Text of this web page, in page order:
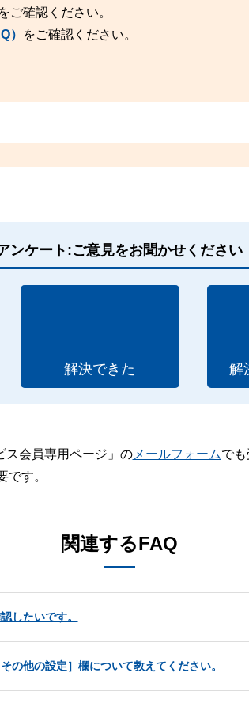
をご確認ください。
） をご確認ください。
ンケート:ご意見をお聞かせください
解決できた 解
ス会員専用ページ」のメールフォームで
す。
関連するFAQ
したいです。
他の設定］欄について教えてください。